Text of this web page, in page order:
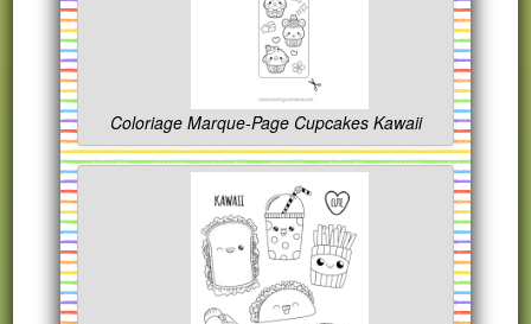
Coloriage Marque-Page Cupcakes Kawaii